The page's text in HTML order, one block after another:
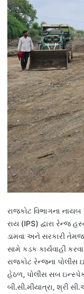
રાજકોટ વિભાગના નાયબ
રાય (IPS) દ્વારા રેન્જ
ડામવા અને સરકારી
સામે કડક કાર્યવાહી
રાજકોટ રેન્જના પોલીસ
હેઠળ, પોલીસ સબ
બી.સી.મીયાત્રા, શ્રી